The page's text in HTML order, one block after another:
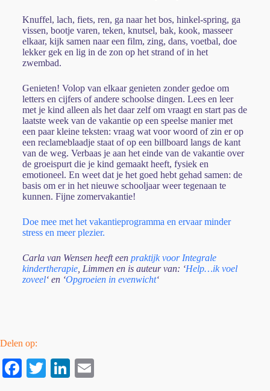
Knuffel, lach, fiets, ren, ga naar het bos, hinkel-spring, ga
vissen, bootje varen, teken, knutsel, bak, kook, masseer
elkaar, kijk samen naar een film, zing, dans, voetbal, doe
lekker gek en lig in de zon op het strand of in het
zwembad.
Genieten! Volop van elkaar genieten zonder gedoe om
letters en cijfers of andere schoolse dingen. Lees en leer
met je kind alleen als het daar zelf om vraagt en start pas de
laatste week van de vakantie op een speelse manier met
een paar kleine teksten: vraag wat voor woord of zin er op
een reclameblaadje staat of op een billboard langs de kant
van de weg. Verbaas je aan het einde van de vakantie over
de groeispurt die je kind gemaakt heeft, fysiek en
emotioneel. En weet dat je het goed hebt gehad samen: de
basis om er in het nieuwe schooljaar weer tegenaan te
kunnen. Fijne zomervakantie!
Doe mee met het vakantieprogramma en ervaar minder
stress en meer plezier.
Carla van Wensen heeft een praktijk voor Integrale
kindertherapie, Limmen en is auteur van: ‘Help…ik voel
zoveel‘ en ‘Opgroeien in evenwicht‘
Delen op:
Fa
T
Li